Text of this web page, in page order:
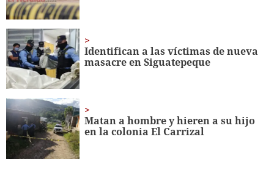
Identifican a las víctimas de nueva
masacre en Siguatepeque
Matan a hombre y hieren a su hijo
en la colonia El Carrizal